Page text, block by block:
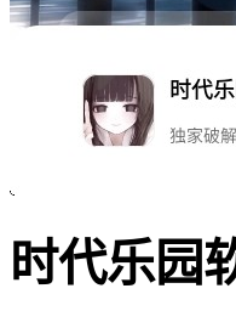
时代乐园